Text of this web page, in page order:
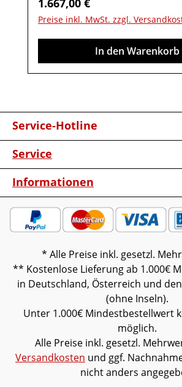
vormontiert (Restmontage kann
erforderlich sein).Farben
verschiedenen Bildschirmen
Deko oder andere Beimöbel
enthalten. Abbildung kann
1.667,00 €
Preise inkl. MwSt. zzgl.
In den Warenkorb
Service-Hotline
Service
Informationen
* Alle Preise inkl. gesetzl.
** Kostenlose Lieferung ab 1.000€
in Deutschland, Österreich und
(ohne Inseln).
Unter 1.000€ Mindestbestellwert
möglich.
Alle Preise inkl. gesetzl.
Versandkosten und ggf.
nicht anders